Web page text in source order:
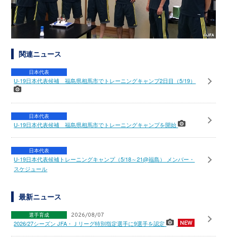
関連ニュース
日本代表
U-19日本代表候補 福島県相馬市でトレーニングキャンプ2日目（5/19）
日本代表
U-19日本代表候補 福島県相馬市でトレーニングキャンプを開始
日本代表
U-19日本代表候補トレーニングキャンプ（5/18～21@福島） メンバー・
スケジュール
最新ニュース
選手育成 2026/08/07
2026/27シーズン JFA・Ｊリーグ特別指定選手に9選手を認定